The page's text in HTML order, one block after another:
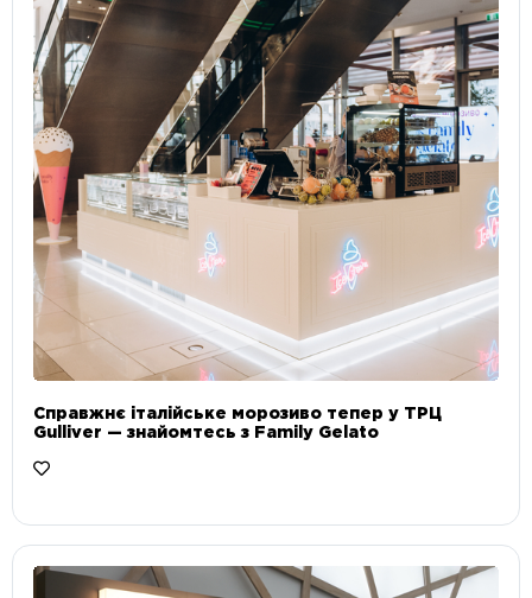
Справжнє італійське морозиво тепер у ТРЦ
Gulliver — знайомтесь з Family Gelato